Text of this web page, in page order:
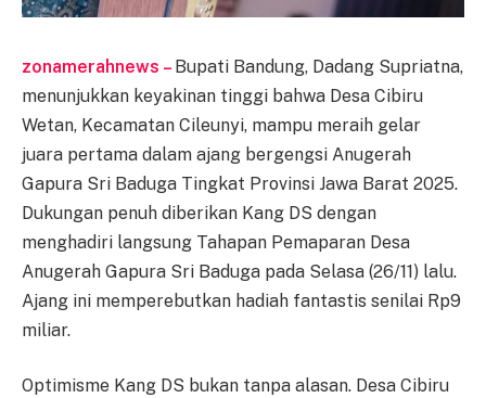
zonamerahnews – Bupati Bandung, Dadang Supriatna,
menunjukkan keyakinan tinggi bahwa Desa Cibiru
Wetan, Kecamatan Cileunyi, mampu meraih gelar
juara pertama dalam ajang bergengsi Anugerah
Gapura Sri Baduga Tingkat Provinsi Jawa Barat 2025.
Dukungan penuh diberikan Kang DS dengan
menghadiri langsung Tahapan Pemaparan Desa
Anugerah Gapura Sri Baduga pada Selasa (26/11) lalu.
Ajang ini memperebutkan hadiah fantastis senilai Rp9
miliar.
Optimisme Kang DS bukan tanpa alasan. Desa Cibiru